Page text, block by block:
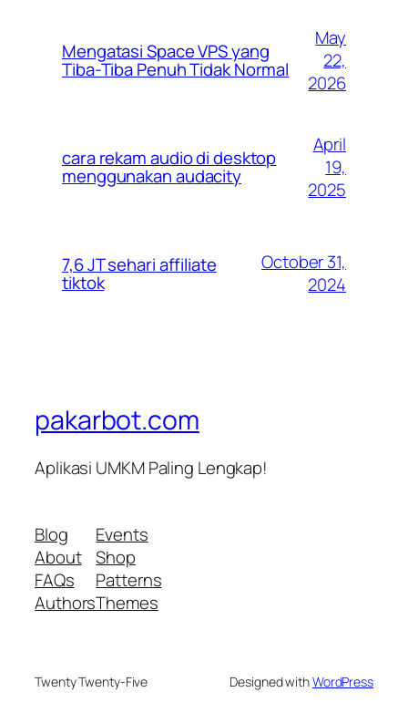
Mengatasi Space VPS yang
Tiba-Tiba Penuh Tidak Normal
May
22,
2026
cara rekam audio di desktop
menggunakan audacity
April
19,
2025
7,6 JT sehari affiliate
tiktok
October 31,
2024
pakarbot.com
Aplikasi UMKM Paling Lengkap!
Blog
About
FAQs
Authors
Events
Shop
Patterns
Themes
Twenty Twenty-Five Designed withWordPress